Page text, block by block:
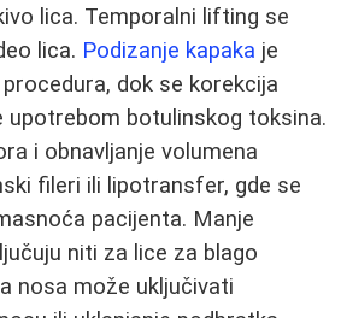
lica. Temporalni lifting se
lica. Podizanje kapaka je
dok se korekcija
botulinskog toksina.
i obnavljanje volumena
fileri ili lipotransfer, gde se
pacijenta. Manje
niti za lice za blago
nosa može uključivati